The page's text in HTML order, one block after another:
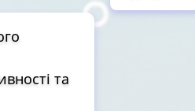
та